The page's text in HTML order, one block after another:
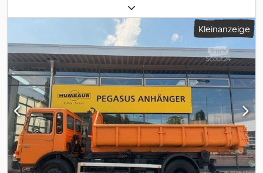
Allradantrieb, Fronthubwerk, Kabine
Benz MB-Trac 65/70 * TOP-Zustand * Stoll-Frontlader * Druckluft
1 Kreis * H-Gutachten * HU 03.2027 * Oldtimer * Schlepper *
Traktor * EZ:03.07.1975 * 7650 Betriebsstunden * GesGew:4560kg
* Leergewicht:3210kg * Gesamtmaße:4100mm x 2000mm x
2695mm * OM 314 Motor * Diesel * Baumuster 440.161 * 3758cm³ *
48 kW/65PS * 25km/h * Servolenkung * Kabine * Heckkraftheber
* Heckzapfwelle * Automatische AHK * Allrad * 16 Vorwärts- und 4
Rückwärtsgänge ACHTUNG !!!!! UNBEDINGT LESEN !!!!!
Ausdrücklich behalten wir uns den Zwischenverkauf vor, da wir
diesen Artikel auch noch auf anderen Portalen anbieten. Wir
empfehlen dringend eine Besichtigung und Prüfung, damit über
die Beschaffenheit und Eignung beim Käufer keine falschen
Vorstellungen entstehen. Besichtigungen und Prüfungen sind
Kleinanzeige